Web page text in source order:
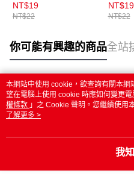
NT$19
NT$22
NT$19
NT$22
你可能有興趣的商品全站
熱門標籤
本網站中使用 cookie，欲查詢有關本
望在電腦上使用 cookie 時應如何變更
權條款 」之 Cookie 聲明。您繼續使用
用條款之 Cookie 聲明使用 cookie。
了解更多 >
我